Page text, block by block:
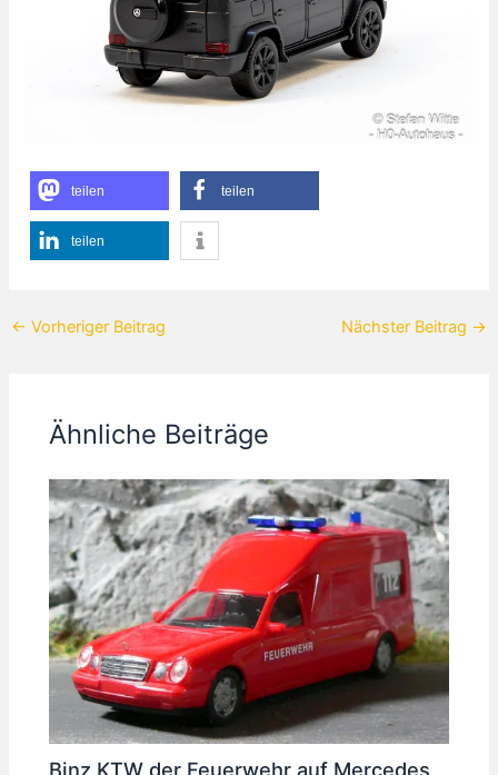
teilen teilen
teilen
← Vorheriger Beitrag Nächster Beitrag →
Ähnliche Beiträge
Binz KTW der Feuerwehr auf Mercedes